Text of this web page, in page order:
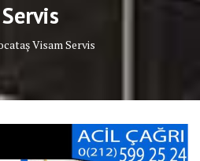
Visam Servis